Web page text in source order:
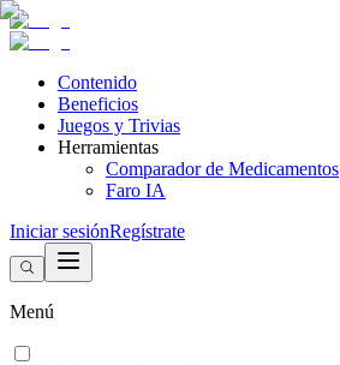
Contenido
Beneficios
Juegos y Trivias
Herramientas
Comparador de Medicamentos
Faro IA
Iniciar sesiónRegístrate
Menú